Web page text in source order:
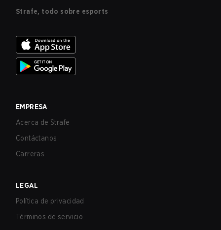
Strafe, todo sobre esports
EMPRESA
Acerca de Strafe
Contáctanos
Carreras
LEGAL
Política de privacidad
Términos de servicio